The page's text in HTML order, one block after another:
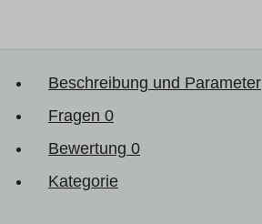
Beschreibung und Parameter
Fragen 0
Bewertung 0
Kategorie